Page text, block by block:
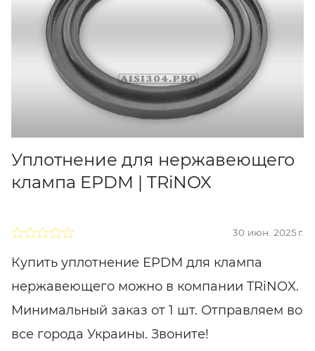
Уплотнение для нержавеющего
клампа EPDM | TRiNOX
30 июн. 2025 г.
Купить уплотнение EPDM для клампа
нержавеющего можно в компании TRiNOX.
Минимальный заказ от 1 шт. Отправляем во
все города Украины. Звоните!